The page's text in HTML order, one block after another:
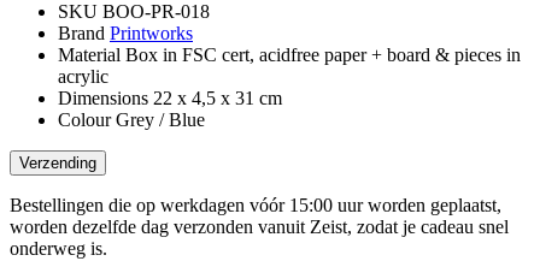
SKU BOO-PR-018
Brand Printworks
Material Box in FSC cert, acidfree paper + board & pieces in
acrylic
Dimensions 22 x 4,5 x 31 cm
Colour Grey / Blue
Verzending
Bestellingen die op werkdagen vóór 15:00 uur worden geplaatst,
worden dezelfde dag verzonden vanuit Zeist, zodat je cadeau snel
onderweg is.